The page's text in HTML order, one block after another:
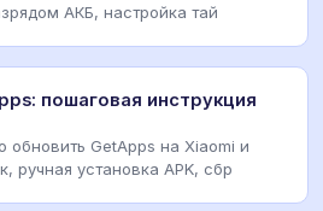
АКБ, настройка тай
пошаговая инструкция
обновить GetApps на Xiaomi и
ручная установка APK, сбр